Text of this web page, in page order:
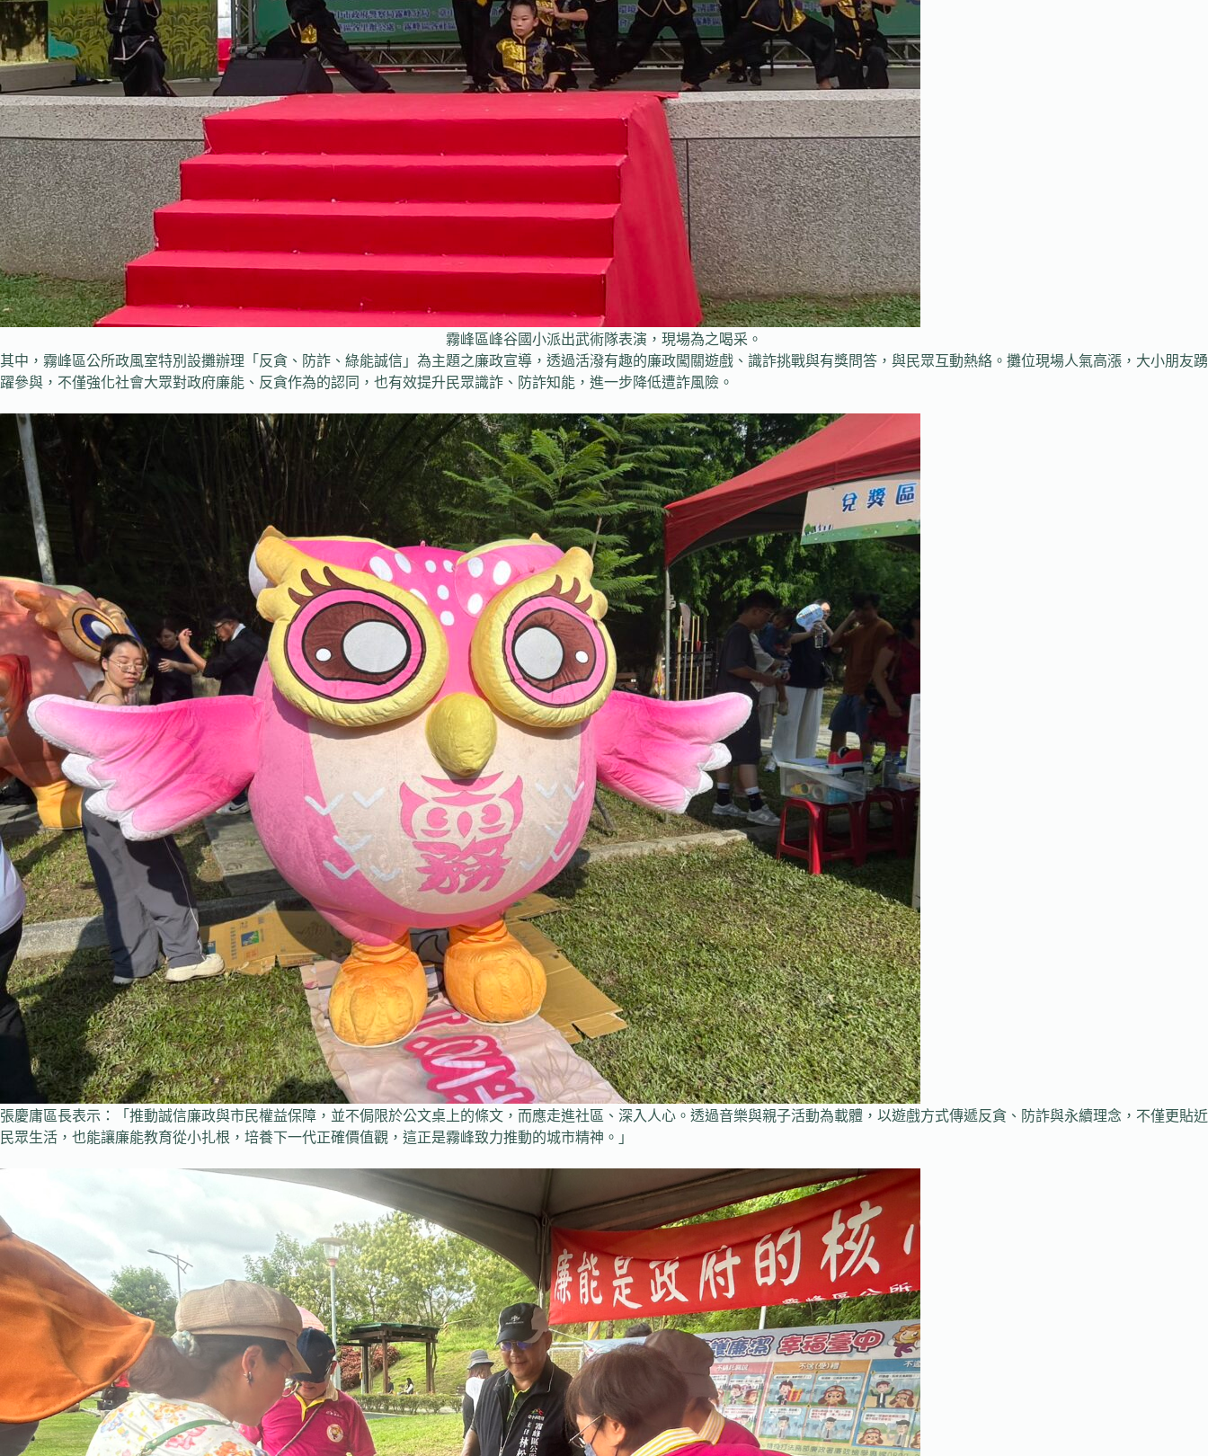
霧峰區峰谷國小派出武術隊表演，現場為之喝采。
其中，霧峰區公所政風室特別設攤辦理「反貪、防詐、綠能誠信」為主題之廉政宣導，透過活潑有趣的廉政闖關遊戲、識詐挑戰與有獎問答，與民眾互動熱絡。攤位現場人氣高漲，大小朋友踴
躍參與，不僅強化社會大眾對政府廉能、反貪作為的認同，也有效提升民眾識詐、防詐知能，進一步降低遭詐風險。
張慶庸區長表示：「推動誠信廉政與市民權益保障，並不侷限於公文桌上的條文，而應走進社區、深入人心。透過音樂與親子活動為載體，以遊戲方式傳遞反貪、防詐與永續理念，不僅更貼近
民眾生活，也能讓廉能教育從小扎根，培養下一代正確價值觀，這正是霧峰致力推動的城市精神。」